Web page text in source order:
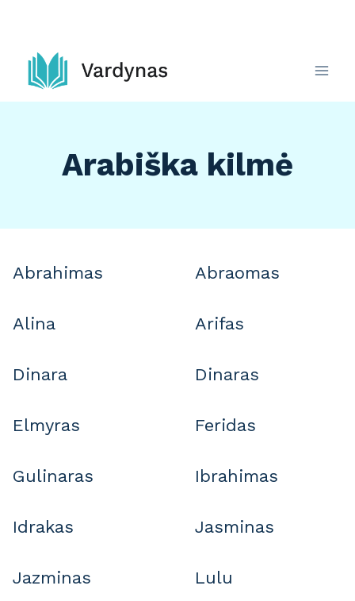
content
Arabiška kilmė
Abrahimas Abraomas
Alina Arifas
Dinara Dinaras
Elmyras Feridas
Gulinaras Ibrahimas
Idrakas Jasminas
Jazminas Lulu